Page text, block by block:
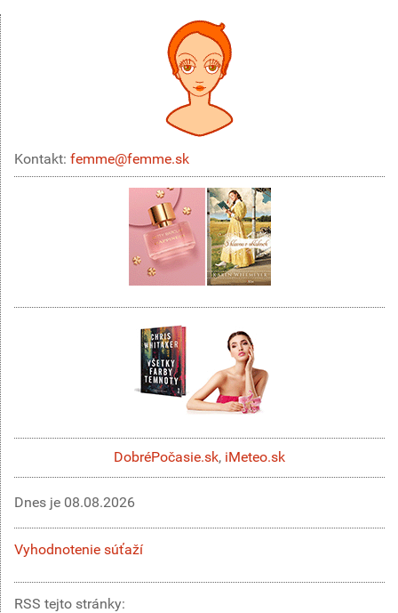
Kontakt: femme@femme.sk
DobréPočasie.sk, iMeteo.sk
Dnes je 08.08.2026
Vyhodnotenie súťaží
RSS tejto stránky: